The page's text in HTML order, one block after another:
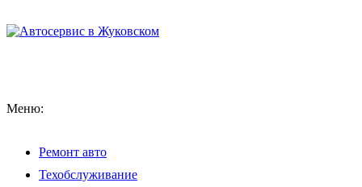
Меню:
Ремонт авто
Техобслуживание